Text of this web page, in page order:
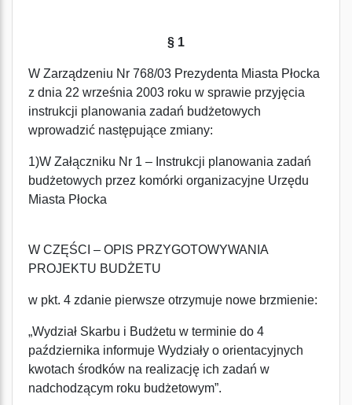
§ 1
W Zarządzeniu Nr 768/03 Prezydenta Miasta Płocka
z dnia 22 września 2003 roku w sprawie przyjęcia
instrukcji planowania zadań budżetowych
wprowadzić następujące zmiany:
1)W Załączniku Nr 1 – Instrukcji planowania zadań
budżetowych przez komórki organizacyjne Urzędu
Miasta Płocka
W CZĘŚCI – OPIS PRZYGOTOWYWANIA
PROJEKTU BUDŻETU
w pkt. 4 zdanie pierwsze otrzymuje nowe brzmienie:
„Wydział Skarbu i Budżetu w terminie do 4
października informuje Wydziały o orientacyjnych
kwotach środków na realizację ich zadań w
nadchodzącym roku budżetowym”.